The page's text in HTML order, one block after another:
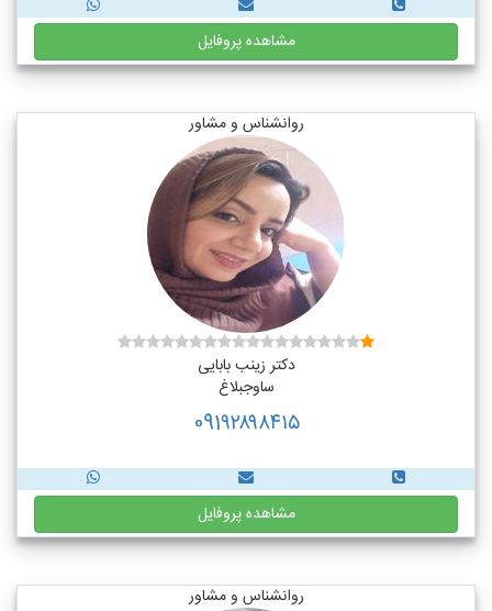
مشاهده پروفایل
روانشناس و مشاور
دکتر زینب بابایی
ساوجبلاغ
091۹۲۸۹۸۴۱۵
مشاهده پروفایل
روانشناس و مشاور